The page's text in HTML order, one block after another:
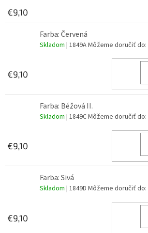
€9,10
Farba: Červená
Skladom | 1849AMôžeme doručiť do:
€9,10
Farba: Béžová II.
Skladom | 1849CMôžeme doručiť do:
€9,10
Farba: Sivá
Skladom | 1849D Môžeme doručiť do:
€9,10